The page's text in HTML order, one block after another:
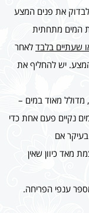
את פנים המצע
המים מתחתית
שעתיים בלבד לאחר
יש להחליף את
השקייה, בדשן מאוזן (כמו 20-20-20), מדולל מאוד במים –
נקיים פעם אחת כדי
אם
מאד כיוון שאין
ענפי הפריחה.